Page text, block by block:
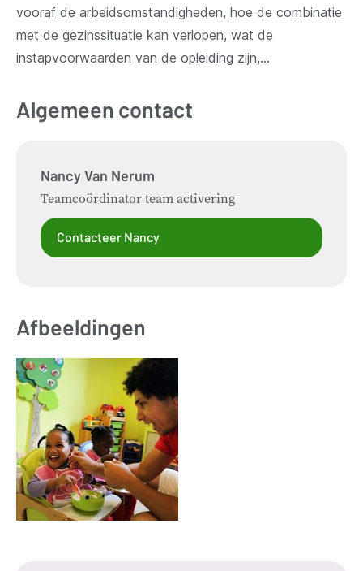
vooraf de arbeidsomstandigheden, hoe de combinatie
met de gezinssituatie kan verlopen, wat de
instapvoorwaarden van de opleiding zijn,...
Algemeen contact
NancyVan Nerum
Teamcoördinator team activering
Contacteer Nancy
Afbeeldingen